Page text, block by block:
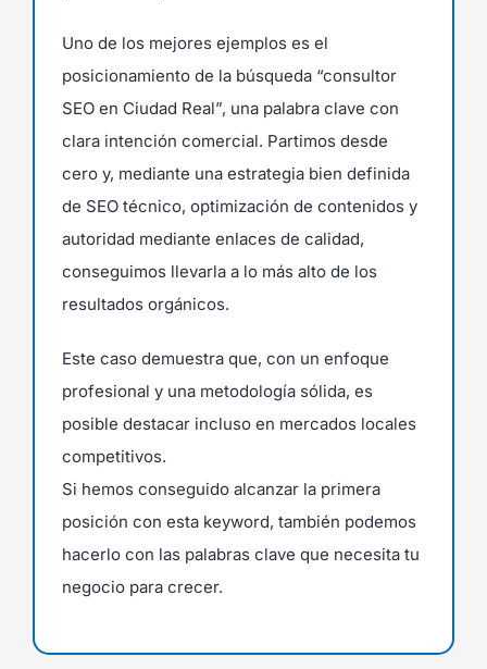
Uno de los mejores ejemplos es el
posicionamiento de la búsqueda “consultor
SEO en Ciudad Real”, una palabra clave con
clara intención comercial. Partimos desde
cero y, mediante una estrategia bien definida
de SEO técnico, optimización de contenidos y
autoridad mediante enlaces de calidad,
conseguimos llevarla a lo más alto de los
resultados orgánicos.
Este caso demuestra que, con un enfoque
profesional y una metodología sólida, es
posible destacar incluso en mercados locales
competitivos.
Si hemos conseguido alcanzar la primera
posición con esta keyword, también podemos
hacerlo con las palabras clave que necesita tu
negocio para crecer.